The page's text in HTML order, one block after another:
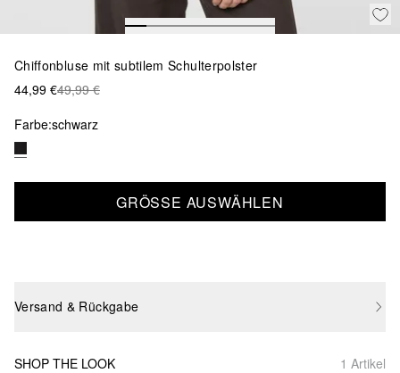
Chiffonbluse mit subtilem Schulterpolster
44,99 €49,99 €
Farbe:schwarz
GRÖSSE AUSWÄHLEN
Versand & Rückgabe
SHOP THE LOOK 1 Artikel